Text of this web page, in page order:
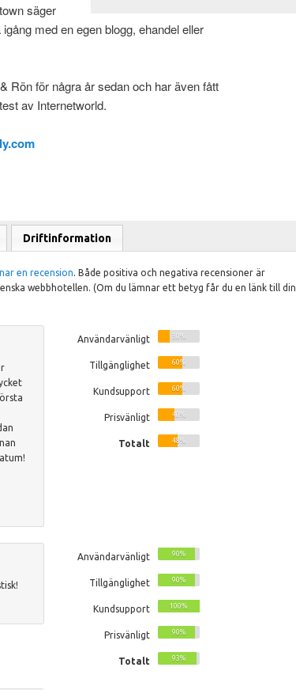
säger
med en egen blogg, ehandel eller
Rön för några år sedan och har även fått
av Internetworld.
Driftinformation
en recension. Både positiva och negativa recensioner är
webbhotellen. (Om du lämnar ett betyg får du en länk till din
Användarvänligt 30%
Tillgänglighet 60%
Kundsupport 60%
Prisvänligt 40%
Totalt 48%
Användarvänligt 90%
Tillgänglighet 90%
Kundsupport 100%
Prisvänligt 90%
Totalt 93%